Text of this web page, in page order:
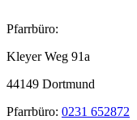
Pfarrbüro:
Kleyer Weg 91a
44149 Dortmund
Pfarrbüro: 0231 652872